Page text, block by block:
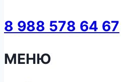
8 988 578 64 67
МЕНЮ